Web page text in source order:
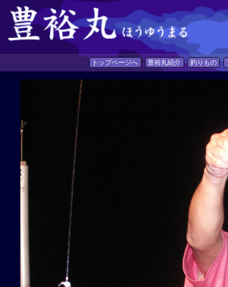
トップページへ 豊裕丸紹介 釣りもの